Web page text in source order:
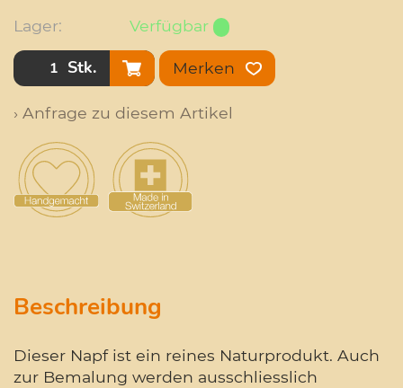
Lager: Verfügbar
Stk. Merken
› Anfrage zu diesem Artikel
Beschreibung
Dieser Napf ist ein reines Naturprodukt. Auch
zur Bemalung werden ausschliesslich